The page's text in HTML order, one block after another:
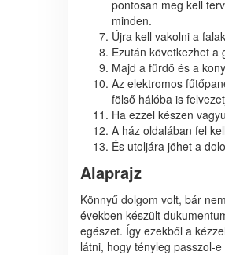
pontosan meg kell
minden.
Újra kell vakolni a
Ezután következhet a
Majd a fürdő és a
Az elektromos
fölső hálóba is
Ha ezzel készen
A ház oldalában fel
És utoljára jöhet a
Alaprajz
Könnyű dolgom volt, bár
években készült
egészet. Így ezekből a
látni, hogy tényleg passzol-